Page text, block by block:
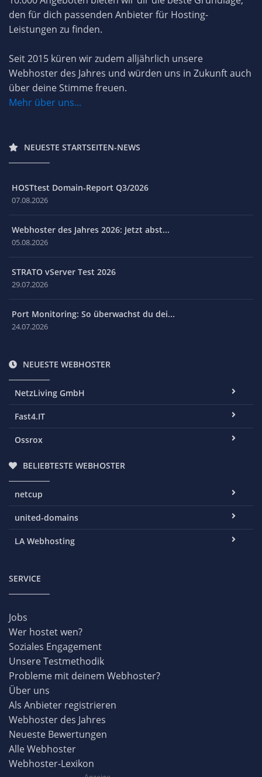
den für dich passenden Anbieter für Hosting-
Leistungen zu finden.
Seit 2015 küren wir zudem alljährlich unsere
Webhoster des Jahres und würden uns in Zukunft auch
über deine Stimme freuen.
Mehr über uns...
NEUESTE STARTSEITEN-NEWS
HOSTtest Domain-Report Q3/2026
07.08.2026
Webhoster des Jahres 2026: Jetzt abst...
05.08.2026
STRATO vServer Test 2026
29.07.2026
Port Monitoring: So überwachst du dei...
24.07.2026
NEUESTE WEBHOSTER
NetzLiving GmbH
Fast4.IT
Ossrox
BELIEBTESTE WEBHOSTER
netcup
united-domains
LA Webhosting
SERVICE
Jobs
Wer hostet wen?
Soziales Engagement
Unsere Testmethodik
Probleme mit deinem Webhoster?
Über uns
Als Anbieter registrieren
Webhoster des Jahres
Neueste Bewertungen
Alle Webhoster
Webhoster-Lexikon